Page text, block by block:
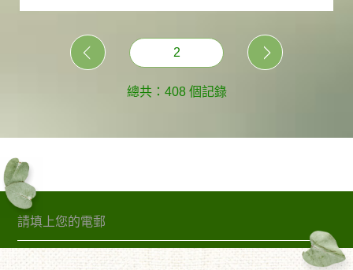
2
總共：408 個記錄
訂閱精句